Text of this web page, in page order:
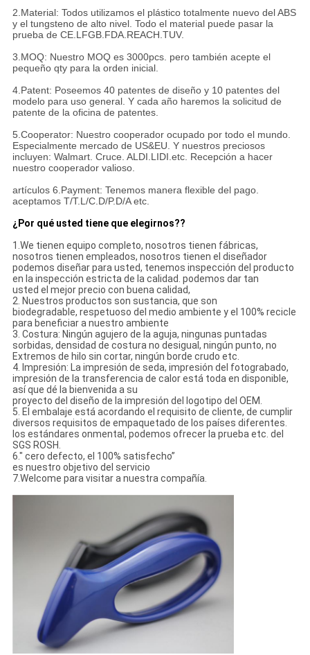
2.Material: Todos utilizamos el plástico totalmente nuevo del ABS
y el tungsteno de alto nivel. Todo el material puede pasar la
prueba de CE.LFGB.FDA.REACH.TUV.
3.MOQ: Nuestro MOQ es 3000pcs. pero también acepte el
pequeño qty para la orden inicial.
4.Patent: Poseemos 40 patentes de diseño y 10 patentes del
modelo para uso general. Y cada año haremos la solicitud de
patente de la oficina de patentes.
5.Cooperator: Nuestro cooperador ocupado por todo el mundo.
Especialmente mercado de US&EU. Y nuestros preciosos
incluyen: Walmart. Cruce. ALDI.LIDI.etc. Recepción a hacer
nuestro cooperador valioso.
artículos 6.Payment: Tenemos manera flexible del pago.
aceptamos T/T.L/C.D/P.D/A etc.
¿Por qué usted tiene que elegirnos??
1.We tienen equipo completo, nosotros tienen fábricas,
nosotros tienen empleados, nosotros tienen el diseñador
podemos diseñar para usted, tenemos inspección del producto
en la inspección estricta de la calidad. podemos dar tan
usted el mejor precio con buena calidad,
2. Nuestros productos son sustancia, que son
biodegradable, respetuoso del medio ambiente y el 100% recicle
para beneficiar a nuestro ambiente
3. Costura: Ningún agujero de la aguja, ningunas puntadas
sorbidas, densidad de costura no desigual, ningún punto, no
Extremos de hilo sin cortar, ningún borde crudo etc.
4. Impresión: La impresión de seda, impresión del fotograbado,
impresión de la transferencia de calor está toda en disponible,
así que dé la bienvenida a su
proyecto del diseño de la impresión del logotipo del OEM.
5. El embalaje está acordando el requisito de cliente, de cumplir
diversos requisitos de empaquetado de los países diferentes.
los estándares onmental, podemos ofrecer la prueba etc. del
SGS ROSH.
6." cero defecto, el 100% satisfecho”
es nuestro objetivo del servicio
7.Welcome para visitar a nuestra compañía.